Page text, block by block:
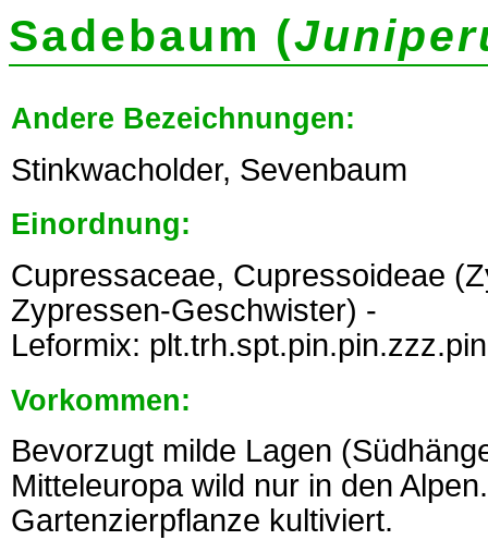
Sadebaum (
Andere Bezeichnungen:
Stinkwacholder, Sevenbaum
Einordnung:
Cupressaceae, Cupressoideae
Zypressen-Geschwister) -
Leformix:
Vorkommen:
Bevorzugt milde Lagen
Mitteleuropa wild nur in den
Gartenzierpflanze kultiviert.